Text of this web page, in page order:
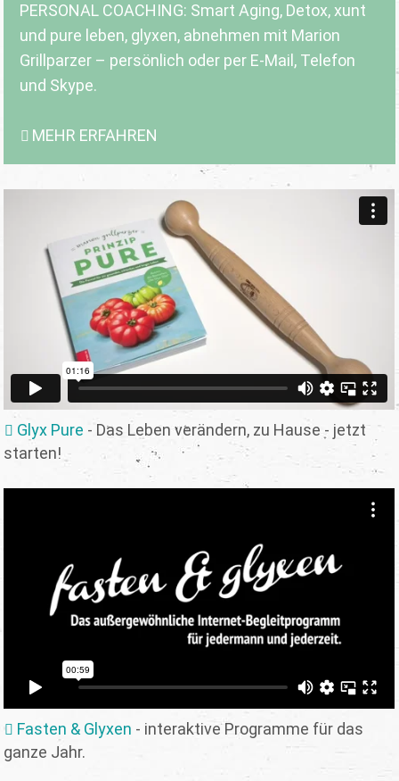
PERSONAL COACHING: Smart Aging, Detox, xunt
und pure leben, glyxen, abnehmen mit Marion
Grillparzer – persönlich oder per E-Mail, Telefon
und Skype.
MEHR ERFAHREN
Glyx Pure - Das Leben verändern, zu Hause - jetzt
starten!
Fasten & Glyxen - interaktive Programme für das
ganze Jahr.